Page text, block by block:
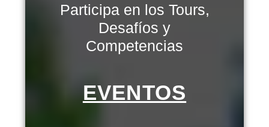
Participa en los Tours,
Desafíos y
Competencias
EVENTOS